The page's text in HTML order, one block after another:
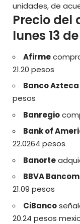
unidades, de
Precio del
lunes 13
Afirme
21.20 pesos
Banco Azteca
pesos
Banregio
Bank of
22.0264 pesos
Banorte
BBVA
21.09 pesos
CiBanco
20.24 pesos